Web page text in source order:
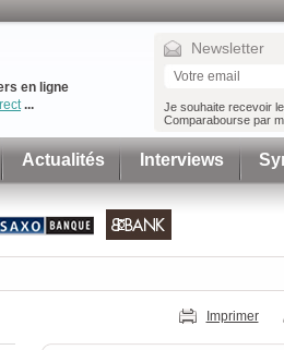
en ligne
...
Newsletter
Je souhaite recevoir
Comparabourse par
Actualités Interviews
Imprimer